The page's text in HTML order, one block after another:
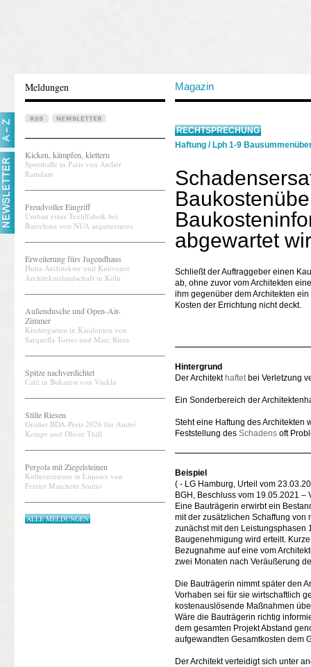
Meldungen Magazin
Kicken, kämpfen, klettern
Sporthalle in Paris von Atelier
Ramdam
Freudvoller Eingriff
Umbau einer Textilfabrik bei
Barcelona von NUA arquitectures
Erweiterung fürs Jugendhaus
Hutta Architektur und Knüvener
Architekturlandschaft in Köln
Außendusche und Open-Air-
Zimmer
Kindergarten in Katalonien von
Sarquella Torres und Marc Riera
Spitze nachverdichtet
Café in Bukarest von Vinklu
Stille Riesen
Großer BDA-Preis 2026 für André
Kempe und Oliver Thill
Pergola mit Ziegelsteinen
Kulturzentrum in Limoux von
Ferrier Marchetti Studio
ALLE MELDUNGEN
RECHTSPRECHUNG
Haftung / Lph 1-9
abgewartet
Schließt der Auftraggeber einen
ab, ohne zuvor vom Architekten
ihm gegenüber dem Architekten
Kosten der Errichtung nicht deckt.
Hintergrund
Der Architekt haftetbei Verletzung
Ein Sonderbereich der
Steht eine Haftung des Architekten
Feststellung des Schadens oft
Beispiel
( - LG Hamburg, Urteil vom
BGH, Beschluss vom 19.05.2021
Eine Bauträgerin erwirbt ein
mit der zusätzlichen Schaffung
zunächst mit den Leistungsphasen
Baugenehmigung wird erteilt.
Bezugnahme auf eine vom
zwei Monaten nach Veräußerung
Die Bauträgerin nimmt später den
Vorhaben sei für sie wirtschaftlich
kostenauslösende Maßnahmen
Wäre die Bauträgerin richtig
dem gesamten Projekt Abstand
aufgewandten Gesamtkosten dem
Der Architekt verteidigt sich unter